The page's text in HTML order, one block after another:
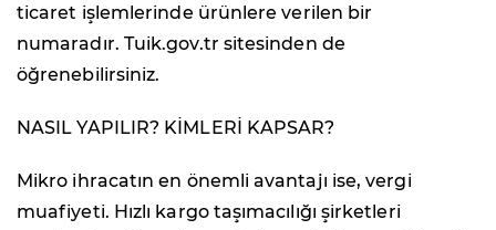
ticaret işlemlerinde ürünlere verilen bir
numaradır. Tuik.gov.tr sitesinden de
öğrenebilirsiniz.
NASIL YAPILIR? KİMLERİ KAPSAR?
Mikro ihracatın en önemli avantajı ise, vergi
muafiyeti. Hızlı kargo taşımacılığı şirketleri